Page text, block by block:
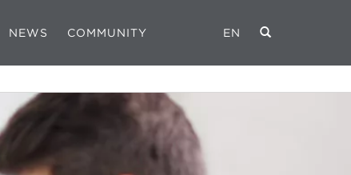
NEWS COMMUNITY EN